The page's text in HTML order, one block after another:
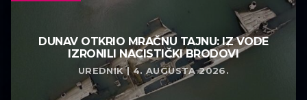
DUNAV OTKRIO MRAČNU TAJNU: IZ VODE
IZRONILI NACISTIČKI BRODOVI
UREDNIK | 4. AUGUSTA 2026.